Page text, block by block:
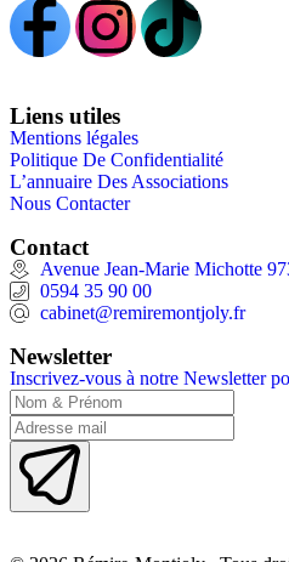
Liens utiles
Mentions légales
Politique De Confidentialité
L’annuaire Des Associations
Nous Contacter
Contact
Avenue Jean-Marie Michotte
0594 35 90 00
cabinet@remiremontjoly.fr
Newsletter
Inscrivez-vous à notre Newsletter